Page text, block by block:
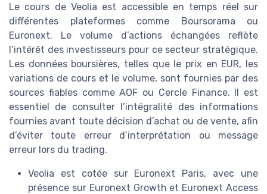
Le cours de Veolia est accessible en temps réel sur
différentes plateformes comme Boursorama ou
Euronext. Le volume d’actions échangées reflète
l’intérêt des investisseurs pour ce secteur stratégique.
Les données boursières, telles que le prix en EUR, les
variations de cours et le volume, sont fournies par des
sources fiables comme AOF ou Cercle Finance. Il est
essentiel de consulter l’intégralité des informations
fournies avant toute décision d’achat ou de vente, afin
d’éviter toute erreur d’interprétation ou message
erreur lors du trading.
Veolia est cotée sur Euronext Paris, avec une
présence sur Euronext Growth et Euronext Access